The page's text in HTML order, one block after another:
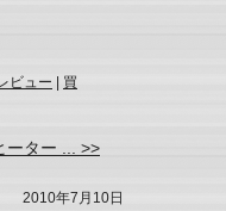
ビュー
買
ーター ... >>
2010年7月10日